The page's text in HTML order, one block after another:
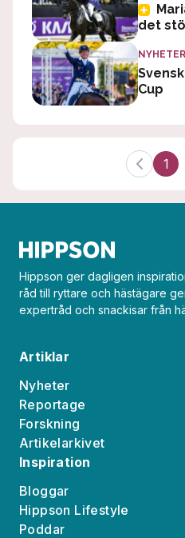
det
NYHETER
Cup
1
Hippson ger dagligen
råd till ryttare och hästägare
expertråd och snackisar från
Artiklar
Nyheter
Reportage
Forskning
Artikelarkivet
Inspiration
Bloggar
Hippson Lifestyle
Poddar